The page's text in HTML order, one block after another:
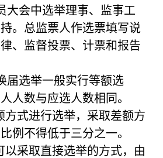
大会中选举理事、监事工
。总监票人作选票填写说
、监督投票、计票和报告
届选举一般实行等额选
人数与应选人数相同。
方式进行选举，采取差额方
例不得低于三分之一。
以采取直接选举的方式，由